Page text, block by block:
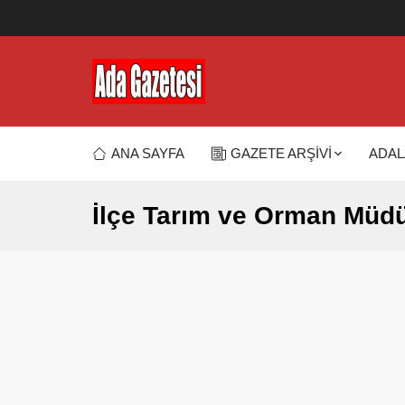
ANA SAYFA GAZETE ARŞİVİ
İlçe Tarım ve Orman